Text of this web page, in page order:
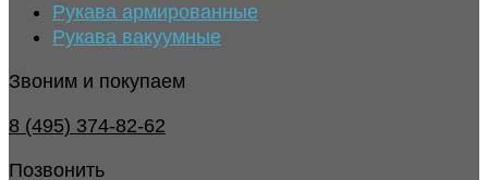
Рукава армированные
Рукава вакуумные
Звоним и покупаем
8 (495) 374-82-62
Позвонить